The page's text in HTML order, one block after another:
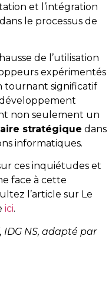
et l’intégration
le processus de
de l’utilisation
expérimentés
tournant significatif
non seulement un
stratégique dans
informatiques.
ces inquiétudes et
face à cette
l’article sur Le
ici.
IDG NS, adapté par